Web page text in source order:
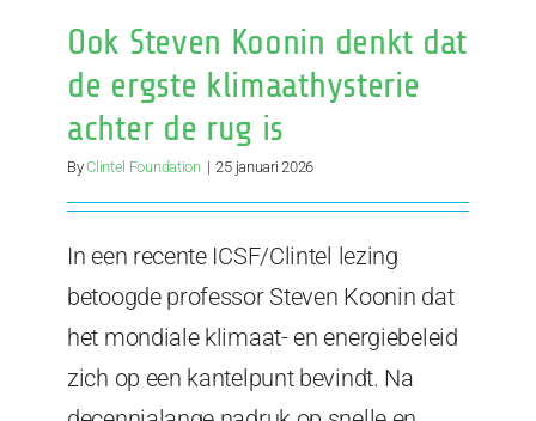
Ook Steven Koonin denkt dat
de ergste klimaathysterie
achter de rug is
ByClintel Foundation | 25 januari 2026
In een recente ICSF/Clintel lezing
betoogde professor Steven Koonin dat
het mondiale klimaat- en energiebeleid
zich op een kantelpunt bevindt. Na